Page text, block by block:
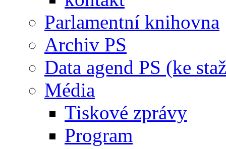
Parlamentní knihovna
Archiv PS
Data agend PS (ke
Média
Tiskové zprávy
Program